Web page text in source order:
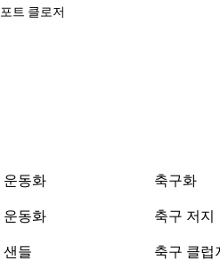
트 클로저
운동화
운동화
샌들
축구화
축구 저지
축구 클럽